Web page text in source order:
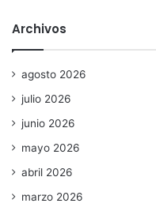
Archivos
agosto 2026
julio 2026
junio 2026
mayo 2026
abril 2026
marzo 2026